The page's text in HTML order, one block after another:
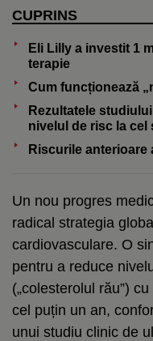
CUPRINS
Eli Lilly a investit 1
terapie
Cum funcționează
Rezultatele
nivelul de risc la cel
Riscurile anterioare
Un nou progres
radical strategia
cardiovasculare. O
pentru a reduce
(„colesterolul rău”)
cel puțin un an,
unui studiu clinic de